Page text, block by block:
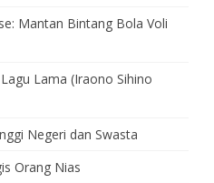
Mantan Bintang Bola Voli
Lagu Lama (Iraono Sihino
Negeri dan Swasta
Orang Nias